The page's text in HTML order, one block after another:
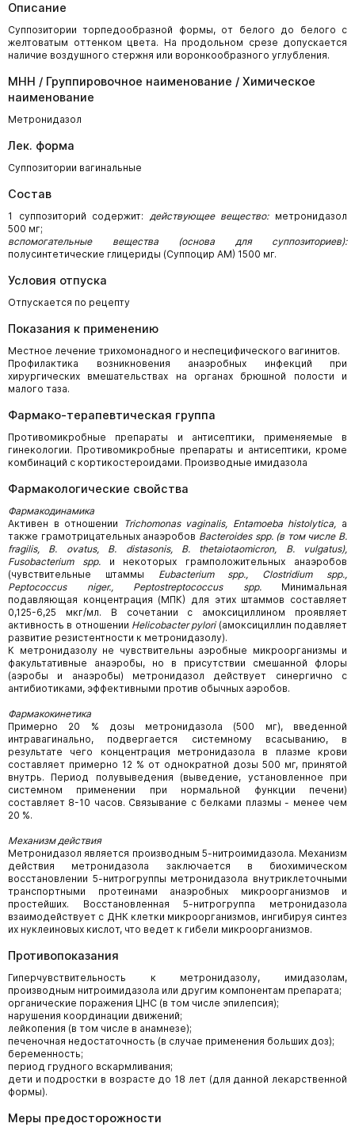
Описание
Суппозитории торпедообразной формы, от белого до белого с
желтоватым оттенком цвета. На продольном срезе допускается
наличие воздушного стержня или воронкообразного углубления.
МНН / Группировочное наименование / Химическое
наименование
Метронидазол
Лек. форма
Суппозитории вагинальные
Состав
1 суппозиторий содержит: действующее вещество:метронидазол
500 мг;
вспомогательные вещества (основа для суппозиториев):
полусинтетические глицериды (Суппоцир AM) 1500 мг.
Условия отпуска
Отпускается по рецепту
Показания к применению
Местное лечение трихомонадного и неспецифического вагинитов.
Профилактика возникновения анаэробных инфекций при
хирургических вмешательствах на органах брюшной полости и
малого таза.
Фармако-терапевтическая группа
Противомикробные препараты и антисептики, применяемые в
гинекологии. Противомикробные препараты и антисептики, кроме
комбинаций с кортикостероидами. Производные имидазола
Фармакологические свойства
Фармакодинамика
Активен в отношении
Trichomonas vaginalis, Entamoeba histolytica, а
также грамотрицательных анаэробов Bacteroides spp. (в томчислеВ.
fragilis, В. ovatus, В. distasonis,В. thetaiotaomicron, В.vulgatus),
Fusobacterium spp. и некоторых грамположительных анаэробов
(чувствительные штаммы Eubacterium spp., Clostridium spp.,
Peptococcus niger., Peptostreptococcus spp.Минимальная
подавляющая концентрация (МПК) для этих штаммов составляет
0,125-6,25 мкг/мл. В сочетании с амоксициллином проявляет
активность в отношении Helicobacter pylori(амоксициллин подавляет
развитие резистентности к метронидазолу).
К метронидазолу не чувствительны аэробные микроорганизмы и
факультативные анаэробы, но в присутствии смешанной флоры
(аэробы и анаэробы) метронидазол действует синергично с
антибиотиками, эффективными против обычных аэробов.
Фармакокинетика
Примерно 20 % дозы метронидазола (500 мг), введенной
интравагинально, подвергается системному всасыванию, в
результате чего концентрация метронидазола в плазме крови
составляет примерно 12 % от однократной дозы 500 мг, принятой
внутрь. Период полувыведения (выведение, установленное при
системном применении при нормальной функции печени)
составляет 8-10 часов. Связывание с белками плазмы - менее чем
20 %.
Механизм действия
Метронидазол является производным 5-нитроимидазола. Механизм
действия метронидазола заключается в биохимическом
восстановлении 5-нитрогруппы метронидазола внутриклеточными
транспортными протеинами анаэробных микроорганизмов и
простейших. Восстановленная 5-нитрогруппа метронидазола
взаимодействует с ДНК клетки микроорганизмов, ингибируя синтез
их нуклеиновых кислот, что ведет к гибели микроорганизмов.
Противопоказания
Гиперчувствительность к метронидазолу, имидазолам,
производным нитроимидазола или другим компонентам препарата;
органические поражения ЦНС (в том числе эпилепсия);
нарушения координации движений;
лейкопения (в том числе в анамнезе);
печеночная недостаточность (в случае применения больших доз);
беременность;
период грудного вскармливания;
дети и подростки в возрасте до 18 лет (для данной лекарственной
формы).
Меры предосторожности